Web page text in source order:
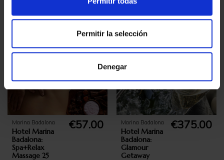
Permitir la selección
Denegar
Marina Badalona
Hotel Marina
Badalona:
Spa+Relax
Massage 25
€57.00 Marina Badalona
Hotel Marina
Badalona:
Glamour
Getaway
€375.00